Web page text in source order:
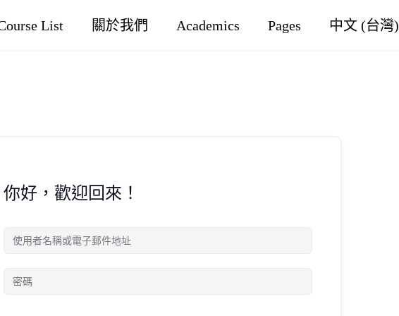
List 關於我們 Academics Pages 中文 (台灣)
你好，歡迎回來！